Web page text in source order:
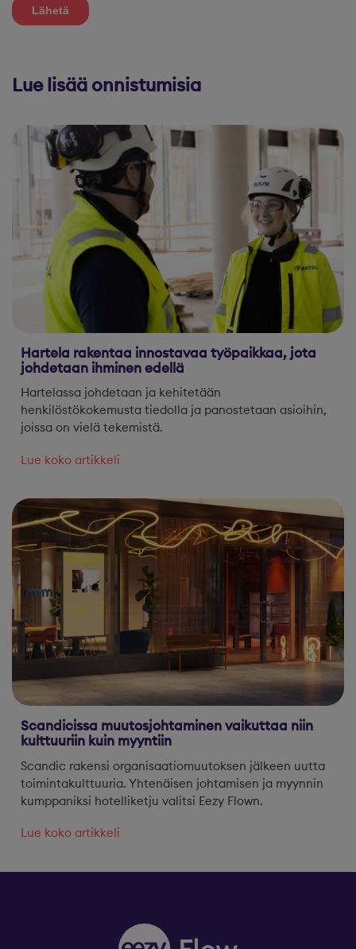
Lue lisää onnistumisia
Hartela rakentaa innostavaa työpaikkaa, jota
johdetaan ihminen edellä
Hartelassa johdetaan ja kehitetään
henkilöstökokemusta tiedolla ja panostetaan asioihin,
joissa on vielä tekemistä.
Lue koko artikkeli
Scandicissa muutosjohtaminen vaikuttaa niin
kulttuuriin kuin myyntiin
Scandic rakensi organisaatiomuutoksen jälkeen uutta
toimintakulttuuria. Yhtenäisen johtamisen ja myynnin
kumppaniksi hotelliketju valitsi Eezy Flown.
Lue koko artikkeli